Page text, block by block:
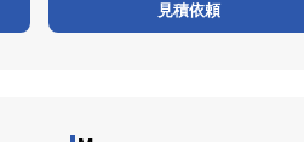
見積依頼